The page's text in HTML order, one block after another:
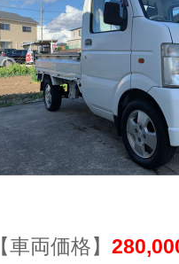
【車両価格】